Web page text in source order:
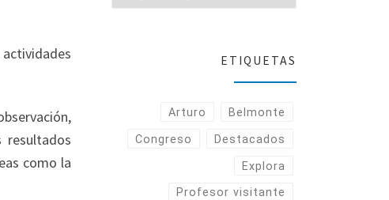
resultados
como la
ETIQUETAS
Arturo Belmonte
Congreso Destacados
Explora
Profesor visitante